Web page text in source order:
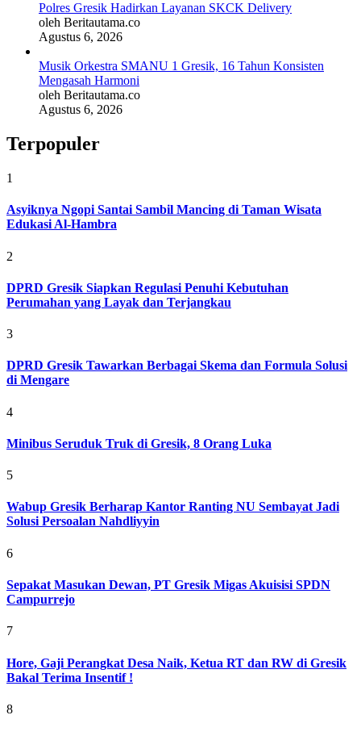
Polres Gresik Hadirkan Layanan SKCK Delivery
oleh Beritautama.co
Agustus 6, 2026
Musik Orkestra SMANU 1 Gresik, 16 Tahun Konsisten
Mengasah Harmoni
oleh Beritautama.co
Agustus 6, 2026
Terpopuler
1
Asyiknya Ngopi Santai Sambil Mancing di Taman Wisata
Edukasi Al-Hambra
2
DPRD Gresik Siapkan Regulasi Penuhi Kebutuhan
Perumahan yang Layak dan Terjangkau
3
DPRD Gresik Tawarkan Berbagai Skema dan Formula Solusi
di Mengare
4
Minibus Seruduk Truk di Gresik, 8 Orang Luka
5
Wabup Gresik Berharap Kantor Ranting NU Sembayat Jadi
Solusi Persoalan Nahdliyyin
6
Sepakat Masukan Dewan, PT Gresik Migas Akuisisi SPDN
Campurrejo
7
Hore, Gaji Perangkat Desa Naik, Ketua RT dan RW di Gresik
Bakal Terima Insentif !
8